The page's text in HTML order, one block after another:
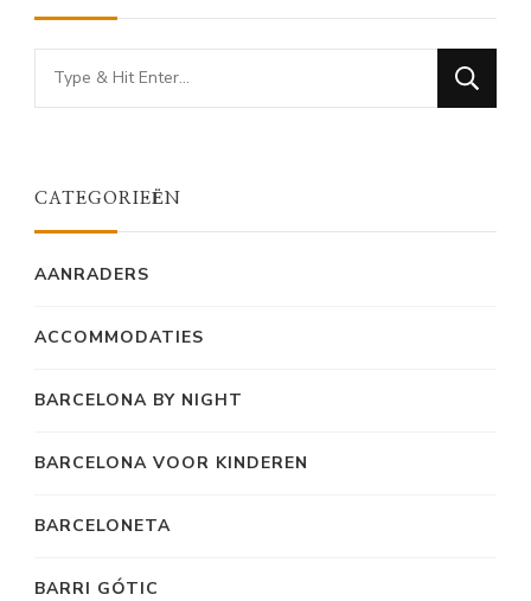
Looking
for
CATEGORIEËN
AANRADERS
ACCOMMODATIES
BARCELONA BY NIGHT
BARCELONA VOOR KINDEREN
BARCELONETA
BARRI GÓTIC